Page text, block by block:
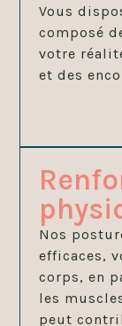
Vous
composé
votre
et des
Nos
efficaces,
corps, en
les
peut